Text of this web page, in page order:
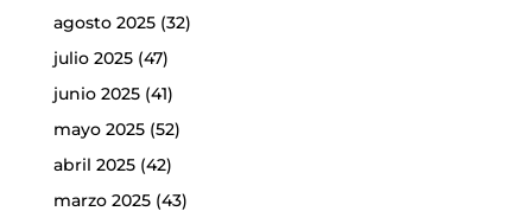
agosto 2025(32)
julio 2025(47)
junio 2025(41)
mayo 2025(52)
abril 2025(42)
marzo 2025(43)